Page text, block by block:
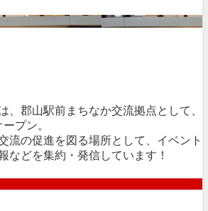
、郡山駅前まちなか交流拠点として、
プン。
流の促進を図る場所として、イベント
などを集約・発信しています！